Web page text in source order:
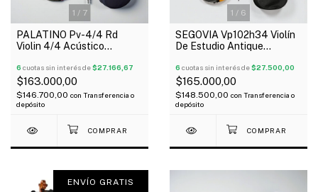
1 / 7
PALATINO Pv-4/4 Rd
Violin 4/4 Acústico
Rojo
6 cuotas sin interés de$27.166,67
$163.000,00
$146.700,00 con Transferencia o
depósito
1 / 6
SEGOVIA Vp102h34 Violín
De Estudio Antique
Resina
6 cuotas sin interés de$27.500,00
$165.000,00
$148.500,00 con Transferencia o
depósito
ENVÍO GRATIS